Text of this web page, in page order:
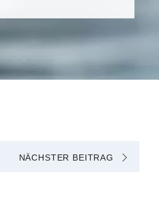
NÄCHSTER BEITRAG